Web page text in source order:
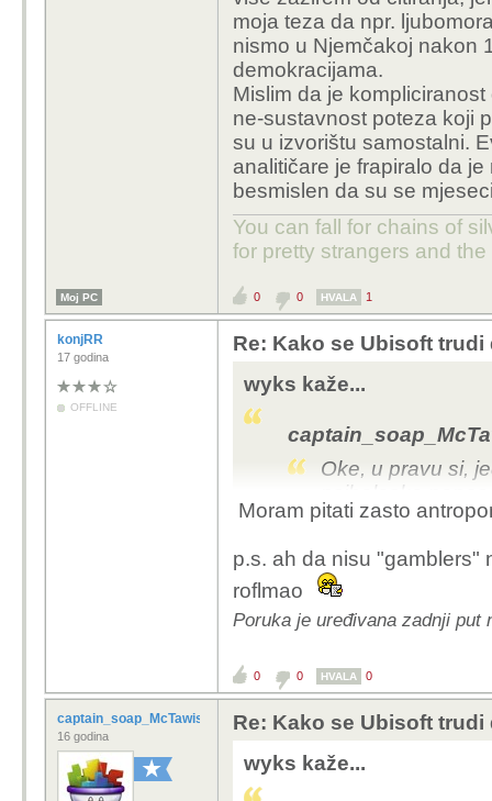
moja teza da npr.
nismo u Njemčakoj nakon
demokracijama.
Mislim da je
ne-sustavnost poteza koji
su u izvorištu samostalni.
analitičare je frapiralo da
besmislen da su se
You can fall for chains of
for pretty strangers and
Moj PC 0 0 HVALA 1
konjRR
17 godina
OFFLINE
Re: Kako se Ubisoft trudi
wyks kaže...
Oke, u pravu si,
psiholosko
ostalo je samo
poremecaja.
gdje jesu nemaju
nelijecenih
subjektivno,
U stvari, ljudska
napretka sve do
a djeca postala
stvar (osim sto
Moram pitati zasto
p.s. ah da nisu "gamblers"
roflmao
Poruka je uređivana zadnji put
0 0 HVALA 0
captain_soap_McTawish
16 godina
Re: Kako se Ubisoft trudi
wyks kaže...